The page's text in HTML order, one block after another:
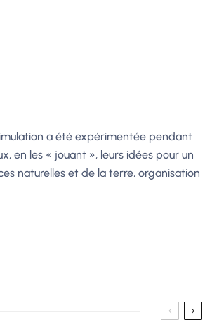
a été expérimentée pendant
en les « jouant », leurs idées pour un
naturelles et de la terre, organisation